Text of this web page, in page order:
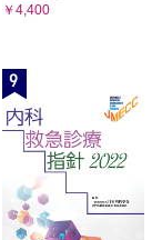
￥4,400
9